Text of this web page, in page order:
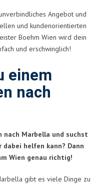
Angebot und
und kundenorientierten
Boehm Wien wird dein
und erschwinglich!
einem
nach
nach Marbella und suchst
dabei helfen kann? Dann
Wien genau richtig!
gibt es viele Dinge zu